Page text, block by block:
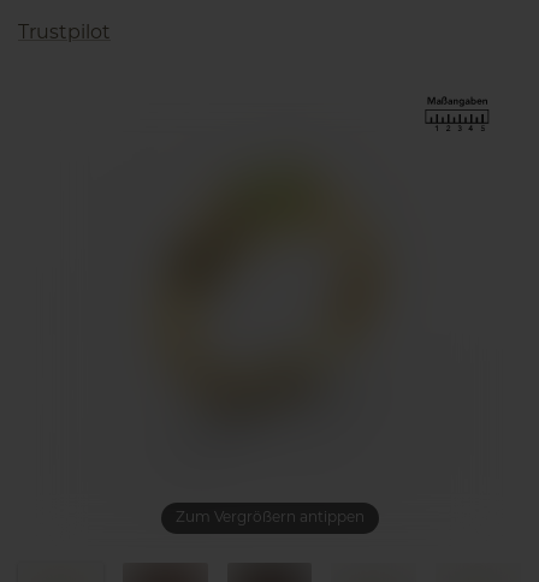
Zum Vergrößern antippen
Trustpilot